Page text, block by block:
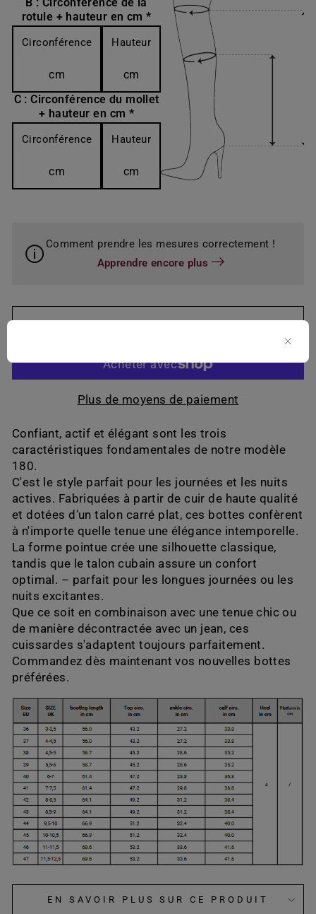
rotule + hauteur en cm *
Circonférence
cm
Hauteur
cm
C : Circonférence du mollet
+ hauteur en cm *
Circonférence
cm
Hauteur
cm
Comment prendre les mesures correctement !
Apprendre encore plus
AJOUTER AU PANIER
Plus de moyens de paiement
Confiant, actif et élégant sont les trois
caractéristiques fondamentales de notre modèle
180.
C'est le style parfait pour les journées et les nuits
actives. Fabriquées à partir de cuir de haute qualité
et dotées d'un talon carré plat, ces bottes confèrent
à n'importe quelle tenue une élégance intemporelle.
La forme pointue crée une silhouette classique,
tandis que le talon cubain assure un confort
optimal. – parfait pour les longues journées ou les
nuits excitantes.
Que ce soit en combinaison avec une tenue chic ou
de manière décontractée avec un jean, ces
cuissardes s'adaptent toujours parfaitement.
Commandez dès maintenant vos nouvelles bottes
préférées.
EN SAVOIR PLUS SUR CE PRODUIT